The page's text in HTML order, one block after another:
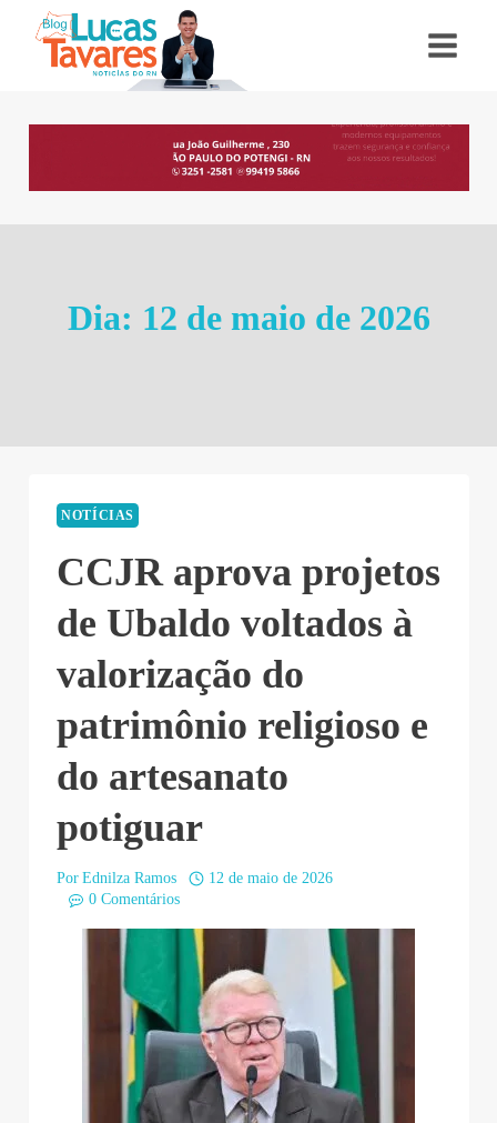
Dia: 12 de maio de 2026
NOTÍCIAS
CCJR aprova projetos
de Ubaldo voltados à
valorização do
patrimônio religioso e
do artesanato
potiguar
Por Ednilza Ramos
12 de maio de 2026
0 Comentários